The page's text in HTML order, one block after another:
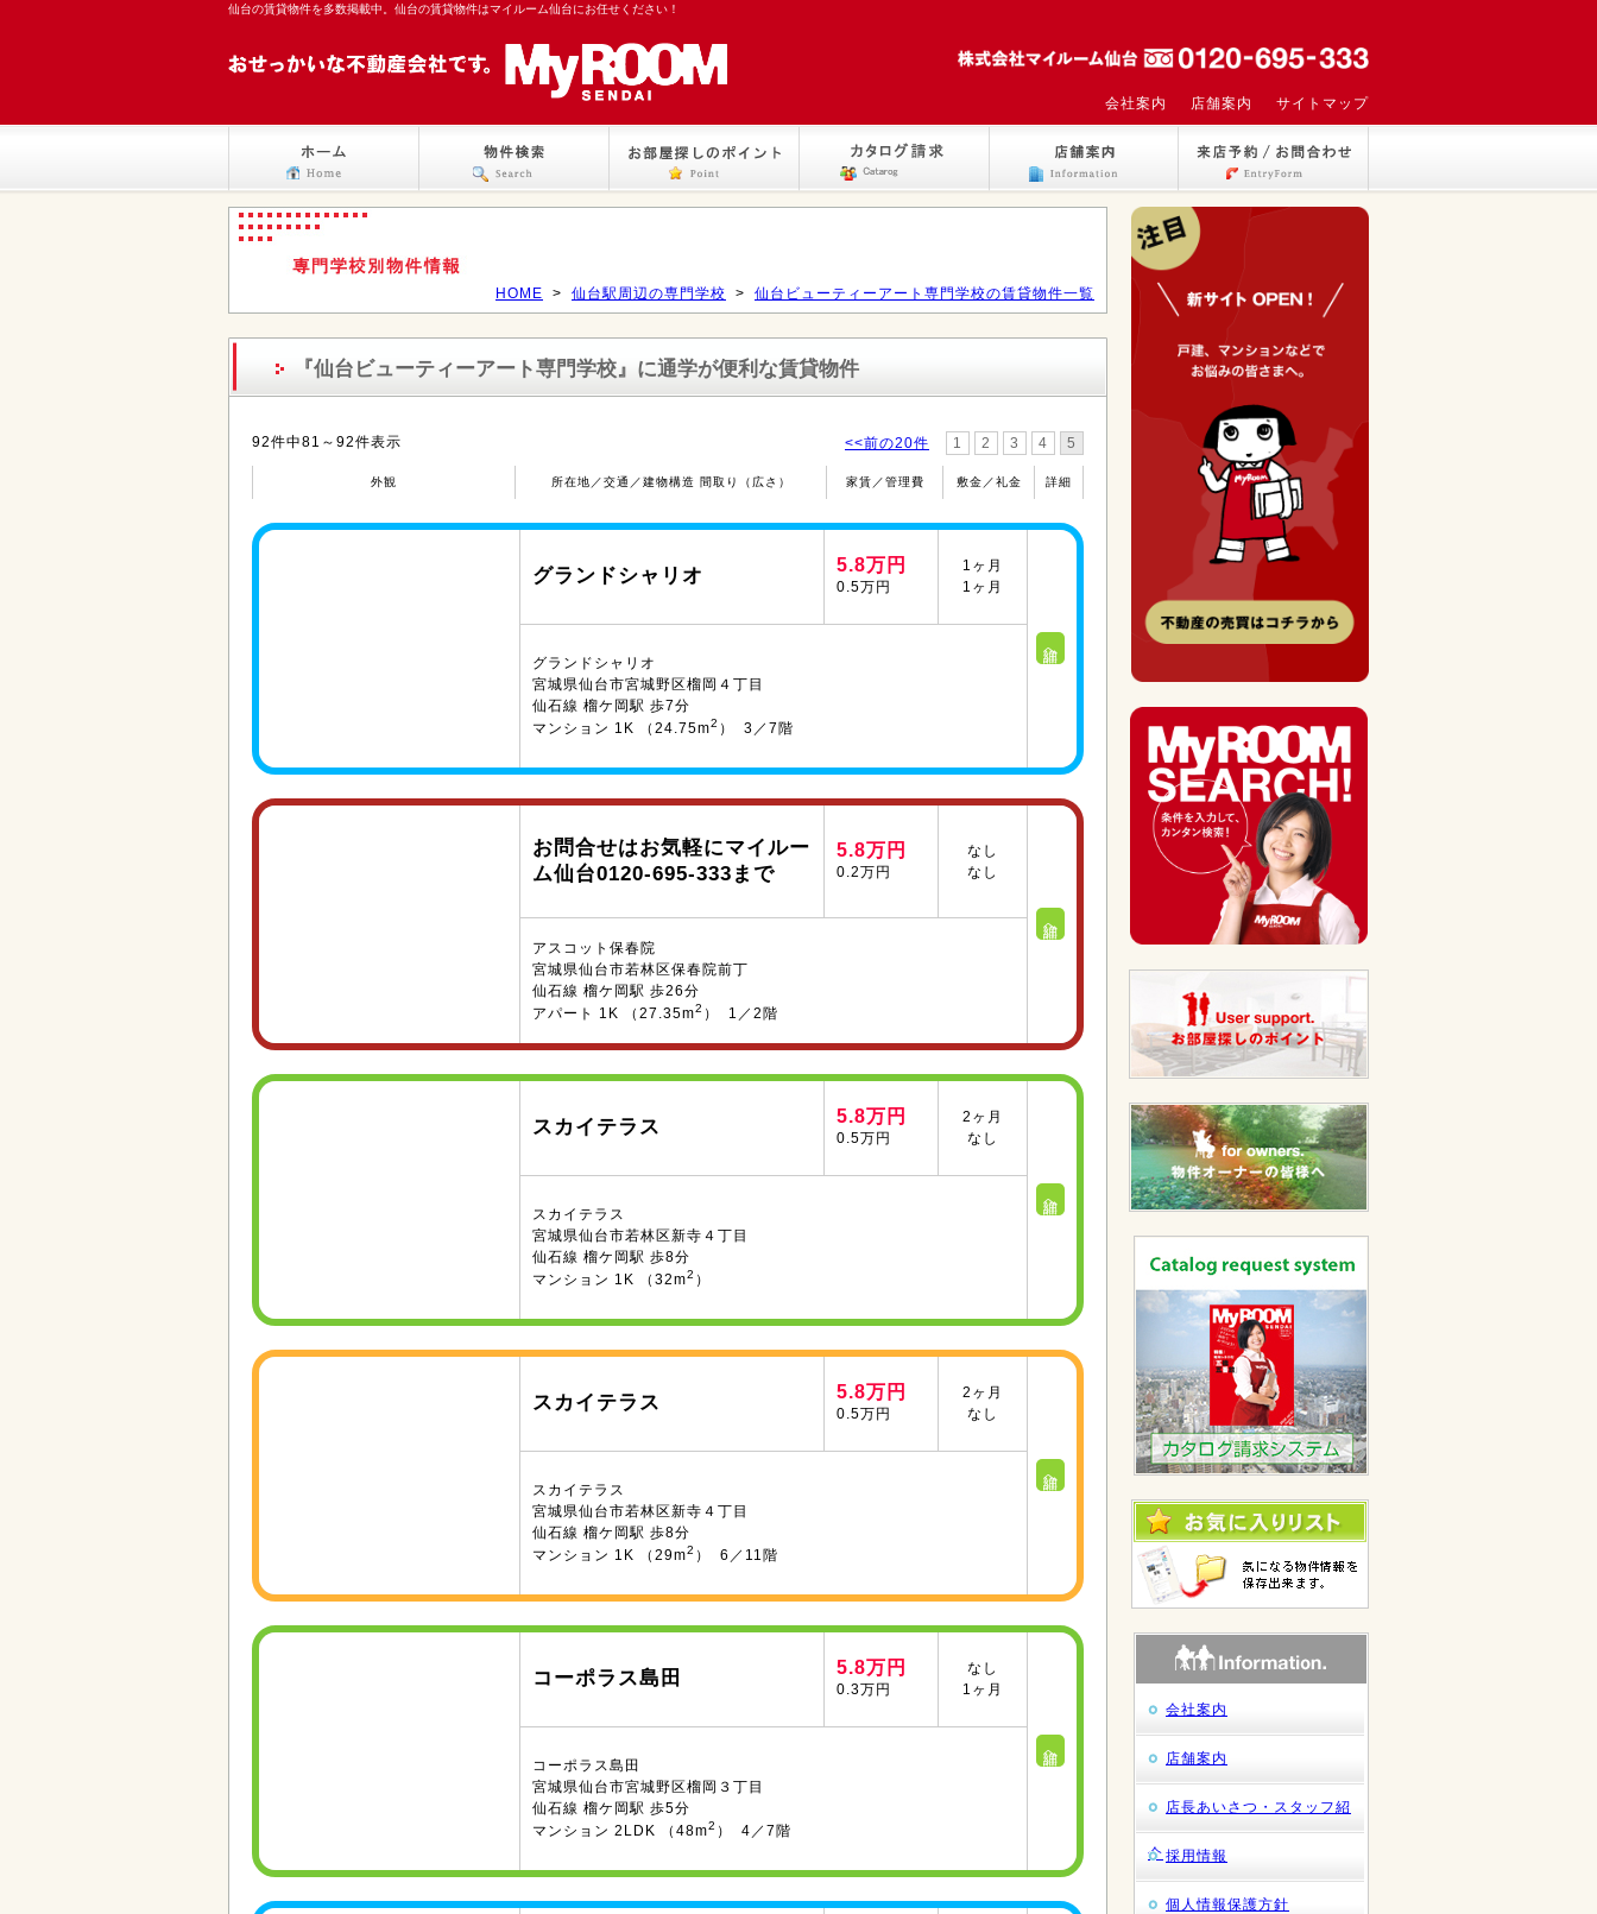
仙台の賃貸物件を多数掲載中。仙台の賃貸物件はマイルーム仙台にお任せください！
会社案内 店舗案内 サイトマップ
HOME > 仙台駅周辺の専門学校 > 仙台ビューティーアート専門学校の賃貸物件一覧
『仙台ビューティーアート専門学校』 に通学が便利な賃貸物件
92件中81～92件表示 <<前の20件 1 2 3 4 5
外観 所在地／交通／建物構造 間取り（広さ） 家賃／管理費 敷金／礼金 詳細
グランドシャリオ 5.8万円
0.5万円
1ヶ月
1ヶ月
詳細へ
グランドシャリオ
宮城県仙台市宮城野区榴岡４丁目
仙石線 榴ケ岡駅 歩7分
マンション 1K （24.75m2 ） 3／7階
お問合せはお気軽にマイルー
ム仙台0120-695-333まで
5.8万円
0.2万円
なし
なし
詳細へ
アスコット保春院
宮城県仙台市若林区保春院前丁
仙石線 榴ケ岡駅 歩26分
アパート 1K （27.35m2 ） 1／2階
スカイテラス 5.8万円
0.5万円
2ヶ月
なし
詳細へ
スカイテラス
宮城県仙台市若林区新寺４丁目
仙石線 榴ケ岡駅 歩8分
マンション 1K （32m2 ）
スカイテラス 5.8万円
0.5万円
2ヶ月
なし
詳細へ
スカイテラス
宮城県仙台市若林区新寺４丁目
仙石線 榴ケ岡駅 歩8分
マンション 1K （29m2 ） 6／11階
コーポラス島田 5.8万円
0.3万円
なし
1ヶ月
詳細へ
コーポラス島田
宮城県仙台市宮城野区榴岡３丁目
仙石線 榴ケ岡駅 歩5分
マンション 2LDK （48m2 ） 4／7階
会社案内
店舗案内
店長あいさつ・スタッフ紹
介 採用情報
個人情報保護方針